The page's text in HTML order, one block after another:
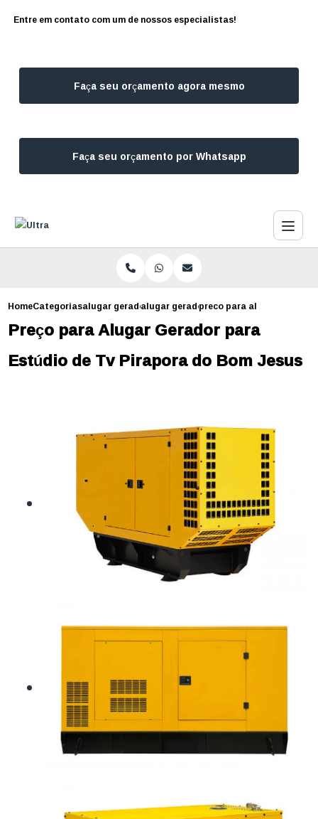
Entre em contato com um de nossos especialistas!
Faça seu orçamento agora mesmo
Faça seu orçamento por Whatsapp
HomeCategoriasalugar geradoresalugar gerador de energia sao paulo
preco para alugar
Preço para Alugar Gerador para
Estúdio de Tv Pirapora do Bom Jesus